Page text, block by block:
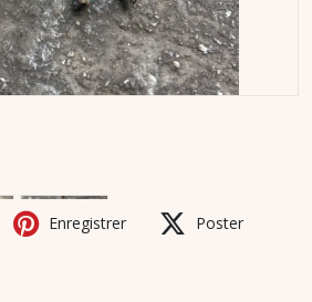
Enregistrer Poster